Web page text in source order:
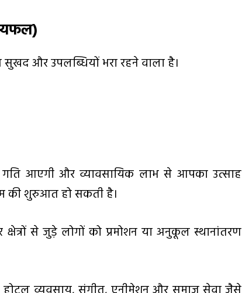
और उपलब्धियों भरा रहने वाला है।
आएगी और व्यावसायिक लाभ से आपका उत्साह
की शुरुआत हो सकती है।
क्षेत्रों से जुड़े लोगों को प्रमोशन या अनुकूल स्थानांतरण